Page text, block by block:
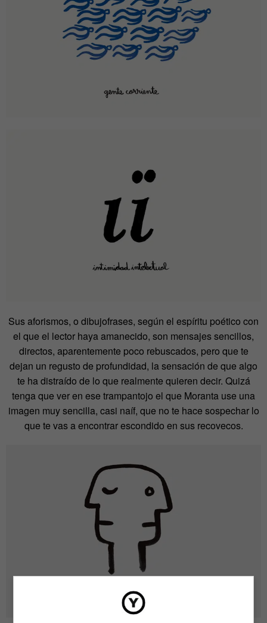
Sus aforismos, o dibujofrases, según el espíritu poético con
el que el lector haya amanecido, son mensajes sencillos,
directos, aparentemente poco rebuscados, pero que te
dejan un regusto de profundidad, la sensación de que algo
te ha distraído de lo que realmente quieren decir. Quizá
tenga que ver en ese trampantojo el que Moranta use una
imagen muy sencilla, casi naíf, que no te hace sospechar lo
que te vas a encontrar escondido en sus recovecos.